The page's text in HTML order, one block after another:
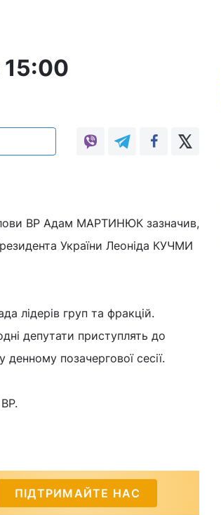
15:00
ВР Адам МАРТИНЮК зазначив,
України Леоніда КУЧМИ
лідерів груп та фракцій.
депутати приступлять до
позачергової сесії.
ПІДТРИМАЙТЕ НАС